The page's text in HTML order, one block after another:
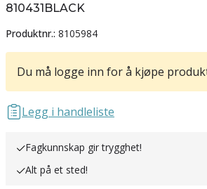
810431BLACK
Produktnr.: 8105984
Du må logge inn for å kjøpe
Legg i handleliste
Fagkunnskap gir trygghet!
Alt på et sted!